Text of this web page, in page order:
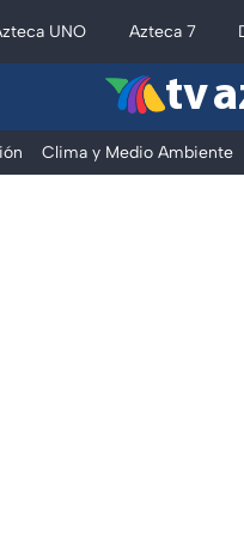
UNO Azteca 7
tv
Clima y Medio Ambiente